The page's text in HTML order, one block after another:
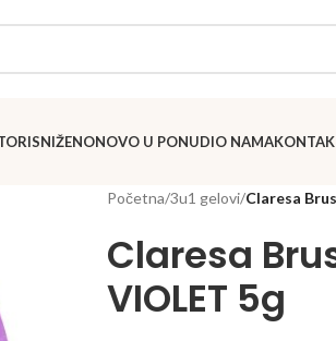
SNIŽENONOVO U PONUDIO NAMA
Početna/3u1 gelovi/Claresa
Claresa
VIOLET 5g